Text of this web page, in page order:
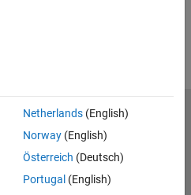
Netherlands(English)
Norway(English)
Österreich (Deutsch)
Portugal (English)
comerciales
Estado de las aplicaciones
Inc.